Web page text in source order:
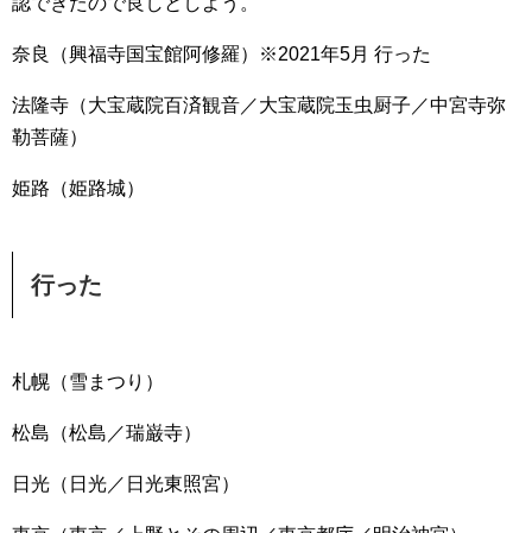
奈良（興福寺国宝館阿修羅）※2021年5月 行った
法隆寺（大宝蔵院百済観音／大宝蔵院玉虫厨子／中宮寺弥
勒菩薩）
姫路（姫路城）
行った
札幌（雪まつり）
松島（松島／瑞巌寺）
日光（日光／日光東照宮）